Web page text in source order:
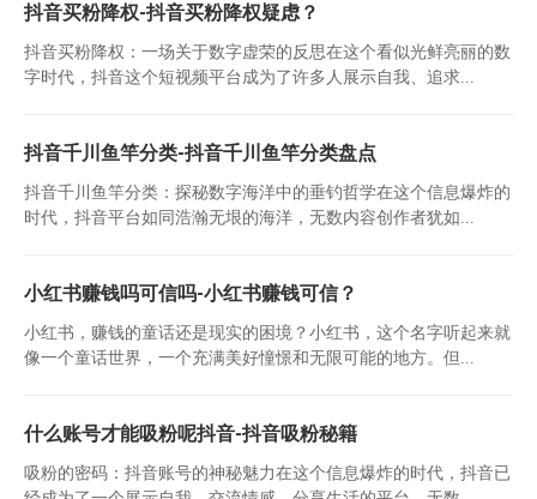
抖音买粉降权-抖音买粉降权疑虑？
抖音买粉降权：一场关于数字虚荣的反思在这个看似光鲜亮丽的数
字时代，抖音这个短视频平台成为了许多人展示自我、追求...
抖音千川鱼竿分类-抖音千川鱼竿分类盘点
抖音千川鱼竿分类：探秘数字海洋中的垂钓哲学在这个信息爆炸的
时代，抖音平台如同浩瀚无垠的海洋，无数内容创作者犹如...
小红书赚钱吗可信吗-小红书赚钱可信？
小红书，赚钱的童话还是现实的困境？小红书，这个名字听起来就
像一个童话世界，一个充满美好憧憬和无限可能的地方。但...
什么账号才能吸粉呢抖音-抖音吸粉秘籍
吸粉的密码：抖音账号的神秘魅力在这个信息爆炸的时代，抖音已